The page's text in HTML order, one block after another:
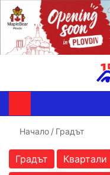
Начало / Градът
Градът Квартали